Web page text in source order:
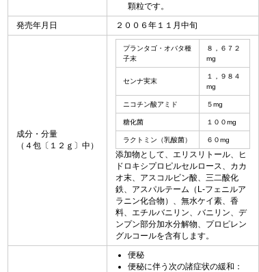
顆粒です。
発売年月日
２００６年１１月中旬
成分・分量
（４包〔１２ｇ〕中）
プランタゴ・オバタ種
子末
８，６７２
mg
センナ実末
１，９８４
mg
ニコチン酸アミド ５mg
糖化菌 １００mg
ラクトミン（乳酸菌） ６０mg
添加物として、エリスリトール、ヒ
ドロキシプロピルセルロース、カカ
オ末、アスコルビン酸、三二酸化
鉄、アスパルテーム（L-フェニルア
ラニン化合物）、無水ケイ素、香
料、エチルバニリン、バニリン、デ
ンプン部分加水分解物、プロピレン
グルコールを含有します。
便秘
便秘に伴う次の諸症状の緩和：